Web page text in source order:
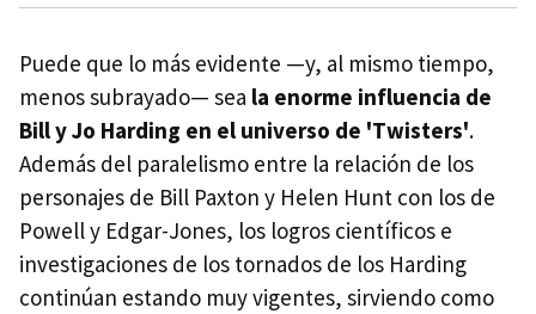
Puede que lo más evidente —y, al mismo tiempo,
menos subrayado— sea la enorme influencia de
Bill y Jo Harding en el universo de 'Twisters'.
Además del paralelismo entre la relación de los
personajes de Bill Paxton y Helen Hunt con los de
Powell y Edgar-Jones, los logros científicos e
investigaciones de los tornados de los Harding
continúan estando muy vigentes, sirviendo como